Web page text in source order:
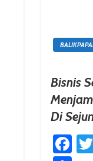
Pinterest
Bisnis
Di